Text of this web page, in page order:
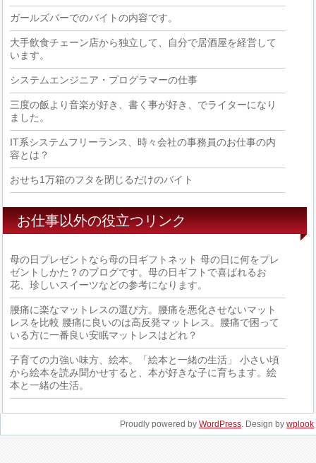
ガールズバーでのバイトの内容です。
大手飲食チェーン店から独立して、自分で居酒屋を経営して
います。
システムエンジニア・プログラマーの仕事
三度の飯より音楽が好き、書く事が好き、でライターになり
ました。
IT系システムフリーランス、時々会社の事務員のお仕事の内
容とは？
おせち1万箱のフタを閉じるだけのバイト
お仕事以外の役立つリンク
母の日プレゼントなら母の日ギフトネット 母の日に何をプレ
ゼントしかた？のブログです。母の日ギフトで喜ばれるお
花、珍しいスイーツなどの参考になります。
腰痛に楽なマットレスの選び方。腰痛を悪化させないマット
レスを比較 腰痛に良いのは高反発マットレス。腰痛で困って
いる方に一番良い安眠マットレスはどれ？
子育ての力強い味方、絵本。「絵本と一緒の生活」
小さい頃
から絵本を読み聞かせすると、本が好きな子に育ちます。絵
本と一緒の生活。
Proudly powered byWordPress. Design bywplook